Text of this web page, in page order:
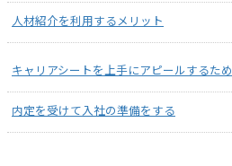
人材紹介を利用するメリット
キャリアシートを上手にアピールするた
内定を受けて入社の準備をする